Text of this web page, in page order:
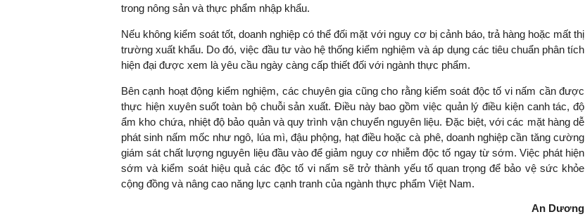
trong nông sản và thực phẩm nhập khẩu.
Nếu không kiểm soát tốt, doanh nghiệp có thể đối mặt với nguy cơ bị cảnh báo, trả hàng hoặc mất thị
trường xuất khẩu. Do đó, việc đầu tư vào hệ thống kiểm nghiệm và áp dụng các tiêu chuẩn phân tích
hiện đại được xem là yêu cầu ngày càng cấp thiết đối với ngành thực phẩm.
Bên cạnh hoạt động kiểm nghiệm, các chuyên gia cũng cho rằng kiểm soát độc tố vi nấm cần được
thực hiện xuyên suốt toàn bộ chuỗi sản xuất. Điều này bao gồm việc quản lý điều kiện canh tác, độ
ẩm kho chứa, nhiệt độ bảo quản và quy trình vận chuyển nguyên liệu. Đặc biệt, với các mặt hàng dễ
phát sinh nấm mốc như ngô, lúa mì, đậu phộng, hạt điều hoặc cà phê, doanh nghiệp cần tăng cường
giám sát chất lượng nguyên liệu đầu vào để giảm nguy cơ nhiễm độc tố ngay từ sớm. Việc phát hiện
sớm và kiểm soát hiệu quả các độc tố vi nấm sẽ trở thành yếu tố quan trọng để bảo vệ sức khỏe
cộng đồng và nâng cao năng lực cạnh tranh của ngành thực phẩm Việt Nam.
An Dương